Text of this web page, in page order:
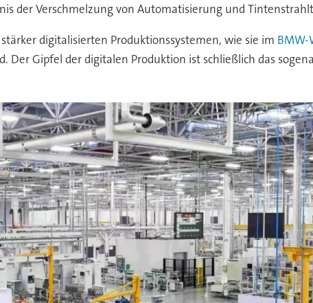
der Verschmelzung von Automatisierung und
digitalisierten Produktionssystemen, wie sie im BMW-
Der Gipfel der digitalen Produktion ist schließlich das